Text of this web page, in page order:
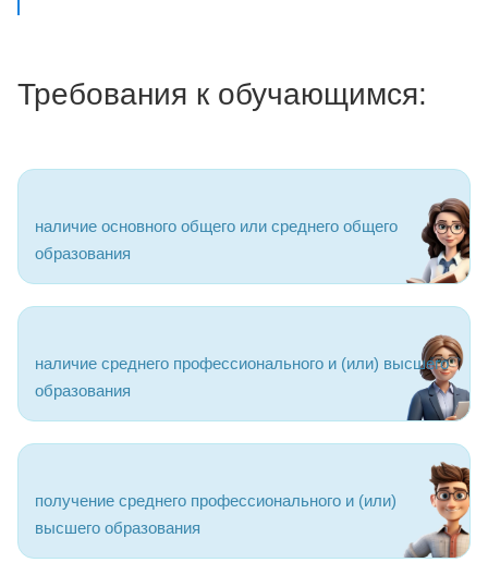
Требования к обучающимся:
наличие основного общего или среднего общего
образования
наличие среднего профессионального и (или) высшего
образования
получение среднего профессионального и (или)
высшего образования